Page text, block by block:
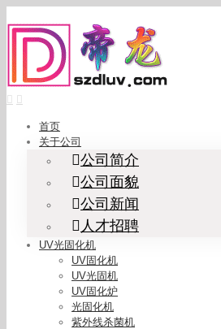
to
content
首页
关于公司
公司简介
公司面貌
公司新闻
人才招聘
UV光固化机
UV固化机
UV光固机
UV固化炉
光固化机
紫外线杀菌机